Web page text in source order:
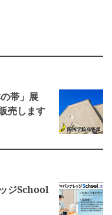
の帯」展
売します
ジSchool